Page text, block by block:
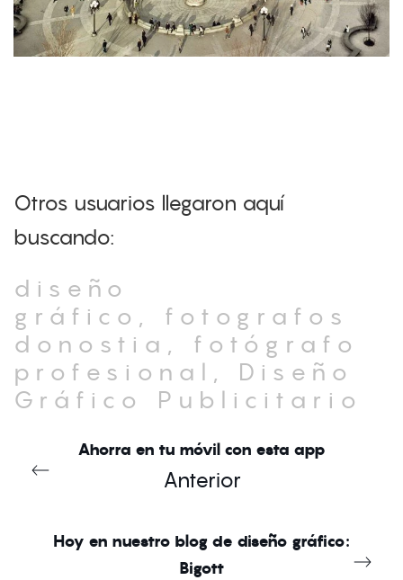
Otros usuarios llegaron aquí
buscando:
diseño
gráfico, fotografos
donostia, fotógrafo
profesional, Diseño
Gráfico Publicitario
Ahorra en tu móvil con esta app
Anterior
Hoy en nuestro blog de diseño gráfico:
Bigott